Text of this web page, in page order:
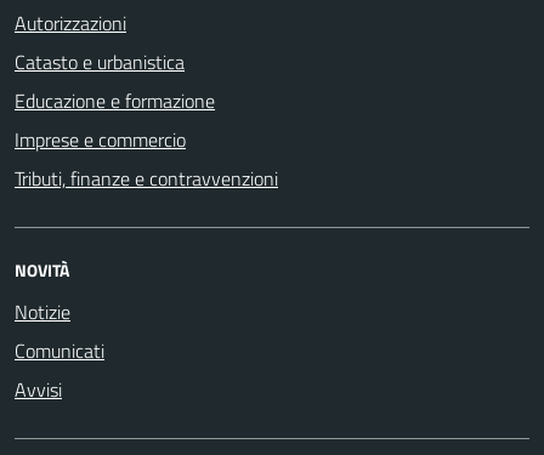
Autorizzazioni
Catasto e urbanistica
Educazione e formazione
Imprese e commercio
Tributi, finanze e contravvenzioni
NOVITÀ
Notizie
Comunicati
Avvisi